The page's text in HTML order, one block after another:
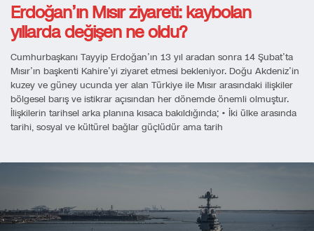
Erdoğan’ın Mısır ziyareti: kaybolan
yıllarda değişen ne oldu?
Cumhurbaşkanı Tayyip Erdoğan’ın 13 yıl aradan sonra 14 Şubat’ta
Mısır’ın başkenti Kahire’yi ziyaret etmesi bekleniyor. Doğu Akdeniz’in
kuzey ve güney ucunda yer alan Türkiye ile Mısır arasındaki ilişkiler
bölgesel barış ve istikrar açısından her dönemde önemli olmuştur.
İlişkilerin tarihsel arka planına kısaca bakıldığında; • İki ülke arasında
tarihi, sosyal ve kültürel bağlar güçlüdür ama tarih